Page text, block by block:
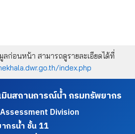
ก่อนหน้า สามารถดูรายละเอียดได้ที่
index.php
มินสถานการณ์น้ำ กรมทรัพยากร
Division
กรน้ำ ชั้น 11